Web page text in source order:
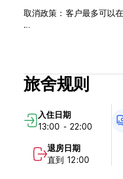
取消政策：客户最多可以
该酒店可能会对您的信用
一般的：
接待服务时间为 12:00 至
没有宵禁。
禁止吸烟。
旅舍规则
入住日期
13:00 - 22:00
退房日期
直到 12:00